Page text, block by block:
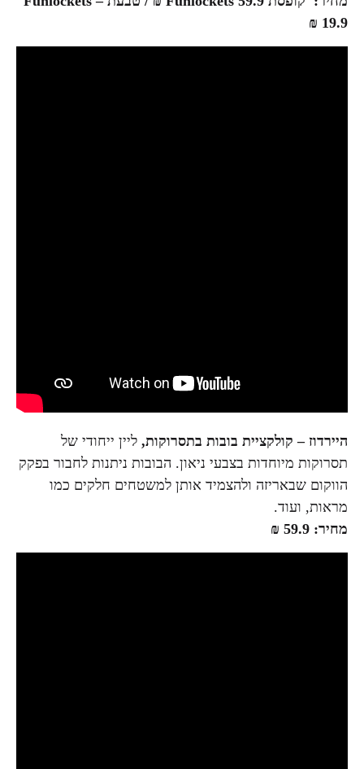
19.9
₪
היירדוז – קולקציית בובות בתסרוקות,ליין ייחודי של
תסרוקות מיוחדות בצבעי ניאון. הבובות ניתנות לחבור בפקק
הווקום שבאריזה ולהצמיד אותן למשטחים חלקים כמו
מראות, ועוד.
מחיר: 59.9 ₪